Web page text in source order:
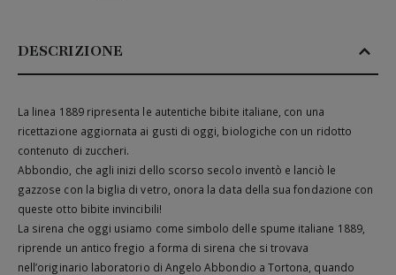
DESCRIZIONE
La linea 1889 ripresenta le autentiche bibite italiane, con una
ricettazione aggiornata ai gusti di oggi, biologiche con un ridotto
contenuto di zuccheri.
Abbondio, che agli inizi dello scorso secolo inventò e lanciò le
gazzose con la biglia di vetro, onora la data della sua fondazione con
queste otto bibite invincibili!
La sirena che oggi usiamo come simbolo delle spume italiane 1889,
riprende un antico fregio a forma di sirena che si trovava
nell’originario laboratorio di Angelo Abbondio a Tortona, quando